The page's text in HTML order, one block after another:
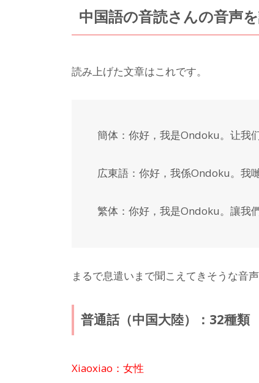
中国語の音読さんの音声
読み上げた文章はこれです。
簡体： 你好，我是Ondoku。让我
広東語： 你好，我係Ondoku。我
繁体： 你好，我是Ondoku。讓我
まるで息遣いまで聞こえてきそうな音
普通話（中国大陸）：32種類
Xiaoxiao：女性